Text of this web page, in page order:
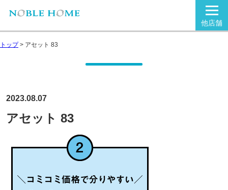
他店舗
トップ> アセット 83
2023.08.07
アセット 83